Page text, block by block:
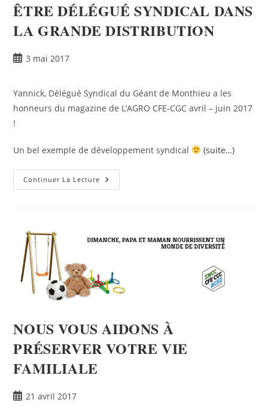
ÊTRE DÉLÉGUÉ SYNDICAL DANS
LA GRANDE DISTRIBUTION
3 mai 2017
Yannick, Délégué Syndical du Géant de Monthieu a les
honneurs du magazine de L’AGRO CFE-CGC avril – juin 2017
!
Un bel exemple de développement syndical (suite…)
Continuer La Lecture
NOUS VOUS AIDONS À
PRÉSERVER VOTRE VIE
FAMILIALE
21 avril 2017